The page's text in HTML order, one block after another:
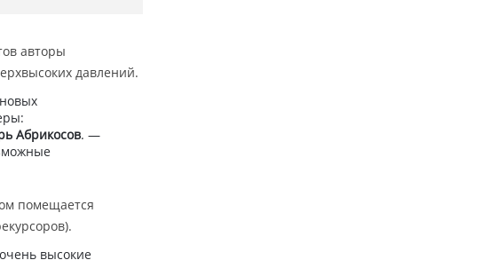
авторы
давлений.
Абрикосов. —
помещается
высокие